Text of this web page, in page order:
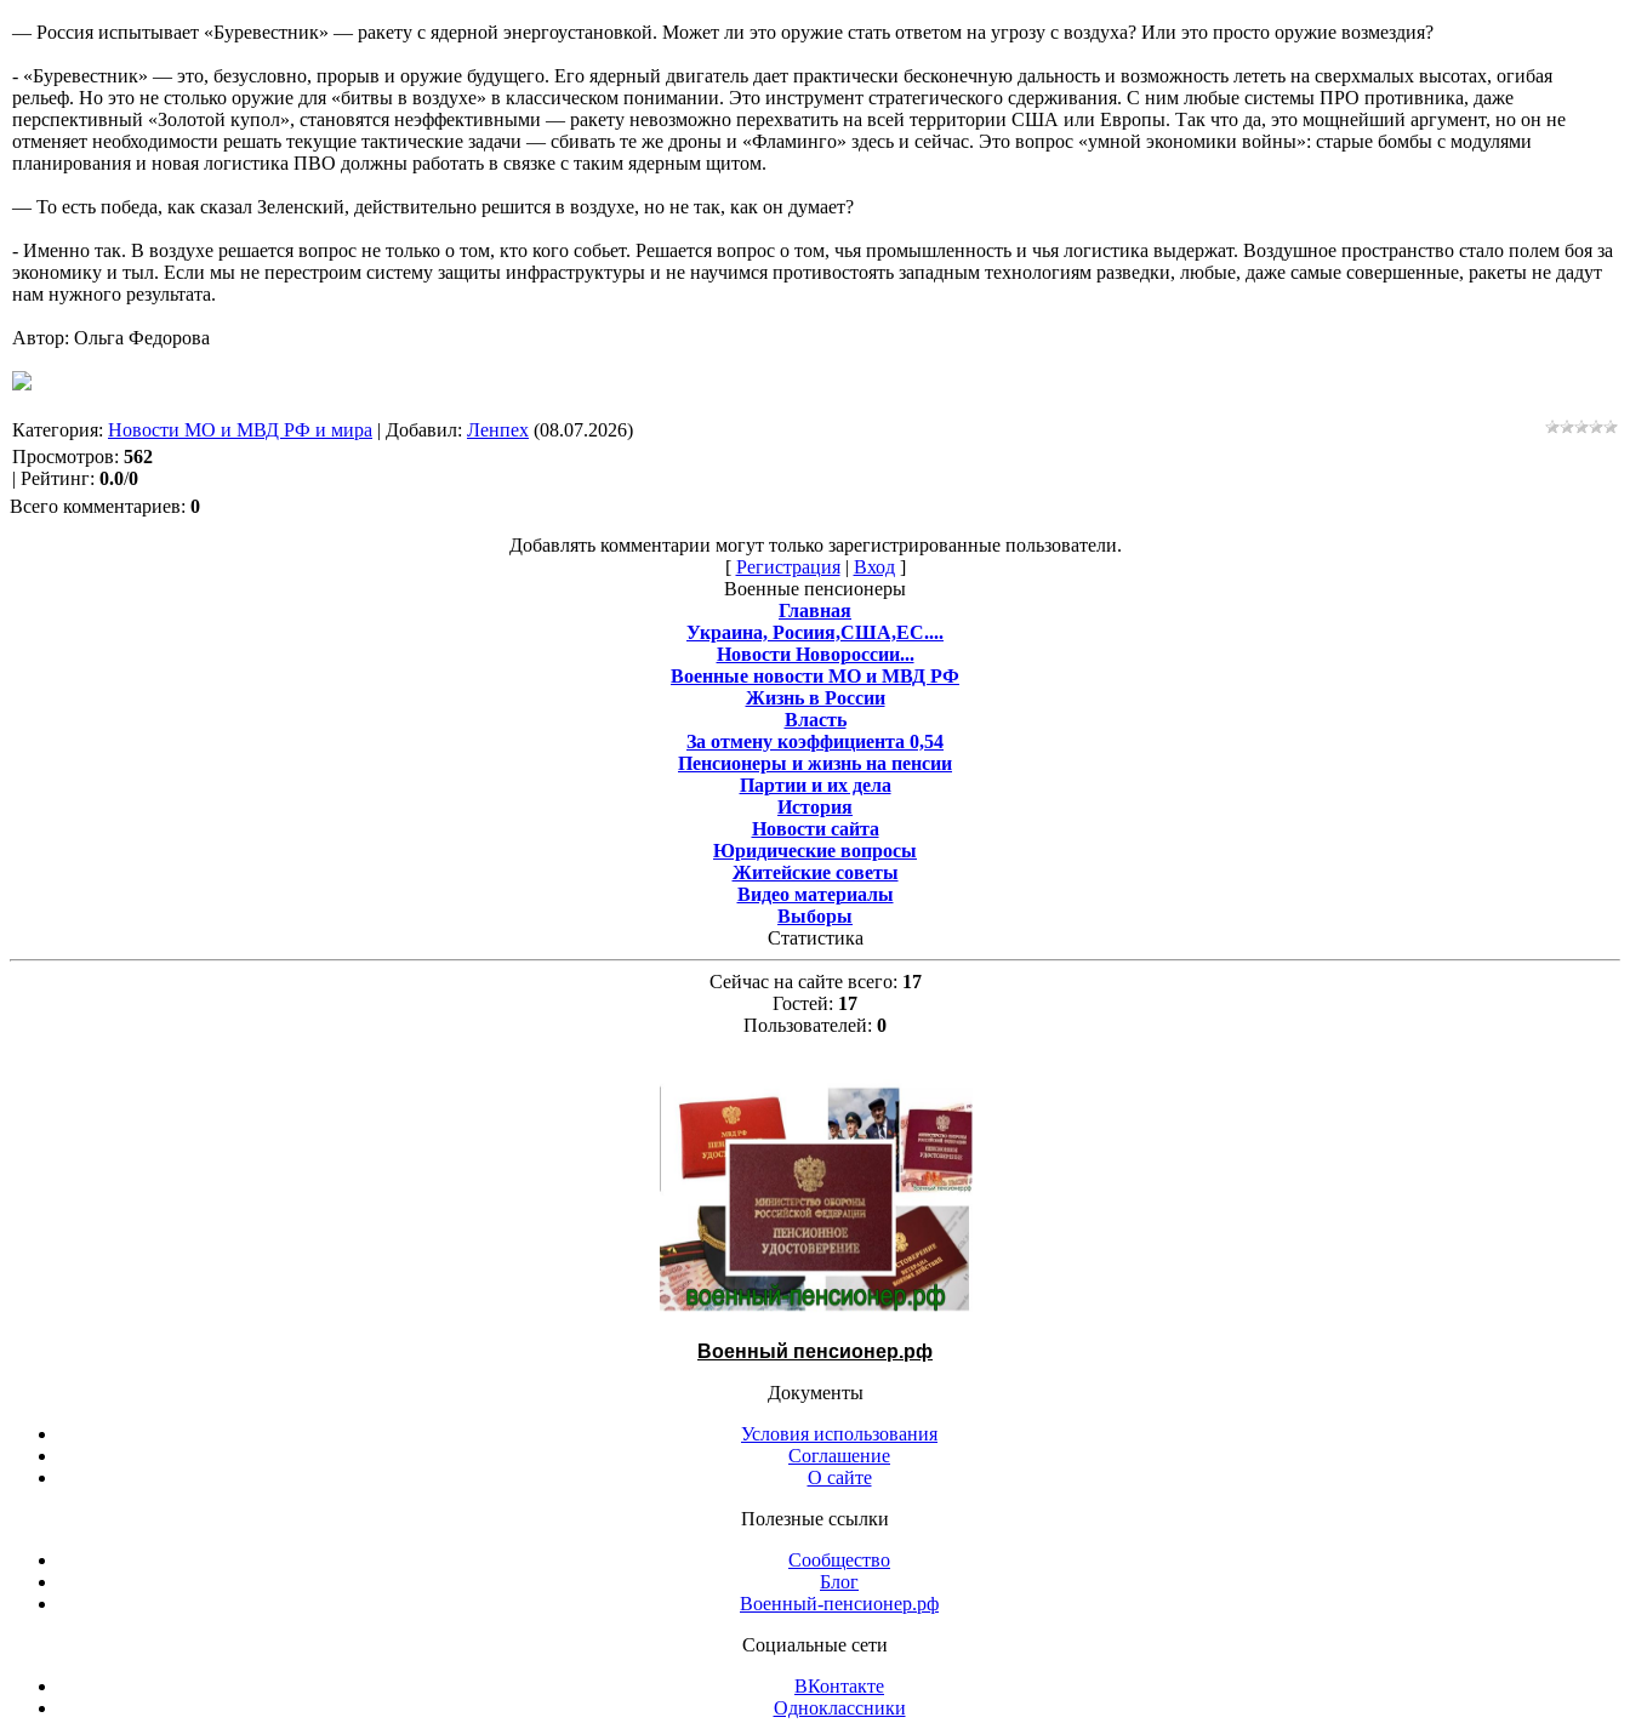
— Россия испытывает «Буревестник» — ракету с ядерной энергоустановкой. Может ли это оружие стать ответом на угрозу с воздуха? Или это просто оружие возмездия?
- «Буревестник» — это, безусловно, прорыв и оружие будущего. Его ядерный двигатель дает практически бесконечную дальность и возможность лететь на сверхмалых высотах, огибая
рельеф. Но это не столько оружие для «битвы в воздухе» в классическом понимании. Это инструмент стратегического сдерживания. С ним любые системы ПРО противника, даже
перспективный «Золотой купол», становятся неэффективными — ракету невозможно перехватить на всей территории США или Европы. Так что да, это мощнейший аргумент, но он не
отменяет необходимости решать текущие тактические задачи — сбивать те же дроны и «Фламинго» здесь и сейчас. Это вопрос «умной экономики войны»: старые бомбы с модулями
планирования и новая логистика ПВО должны работать в связке с таким ядерным щитом.
— То есть победа, как сказал Зеленский, действительно решится в воздухе, но не так, как он думает?
- Именно так. В воздухе решается вопрос не только о том, кто кого собьет. Решается вопрос о том, чья промышленность и чья логистика выдержат. Воздушное пространство стало полем боя за
экономику и тыл. Если мы не перестроим систему защиты инфраструктуры и не научимся противостоять западным технологиям разведки, любые, даже самые совершенные, ракеты не дадут
нам нужного результата.
Автор: Ольга Федорова
Категория: Новости МО и МВД РФ и мира | Добавил: Ленпех (08.07.2026)
Просмотров: 562
| Рейтинг: 0.0/0
Всего комментариев: 0
Добавлять комментарии могут только зарегистрированные пользователи.
[ Регистрация| Вход]
Военные пенсионеры
Главная
Украина, Росиия,США,ЕС....
Новости Новороссии...
Военные новости МО и МВД РФ
Жизнь в России
Власть
За отмену коэффициента 0,54
Пенсионеры и жизнь на пенсии
Партии и их дела
История
Новости сайта
Юридические вопросы
Житейские советы
Видео материалы
Выборы
Статистика
Сейчас на сайте всего: 17
Гостей: 17
Пользователей: 0
Военный пенсионер.рф
Документы
Условия использования
Соглашение
О сайте
Полезные ссылки
Сообщество
Блог
Военный-пенсионер.рф
Социальные сети
ВКонтакте
Одноклассники